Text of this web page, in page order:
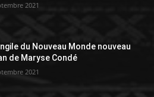
2021
du Nouveau Monde nouveau
de Maryse Condé
2021